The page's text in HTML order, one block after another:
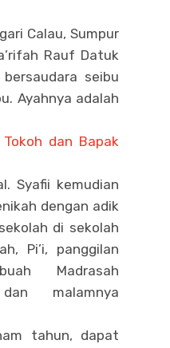
Calau, Sumpur
Rauf Datuk
seibu
Ayahnya adalah
dan Bapak
Syafii kemudian
dengan adik
di sekolah
Pi’i, panggilan
Madrasah
malamnya
tahun, dapat